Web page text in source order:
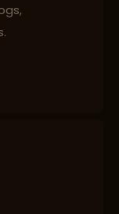
en milieu